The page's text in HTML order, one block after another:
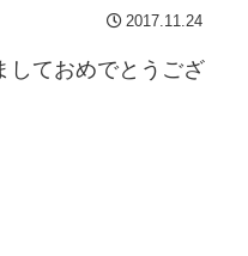
2017.11.24
しておめでとうござ